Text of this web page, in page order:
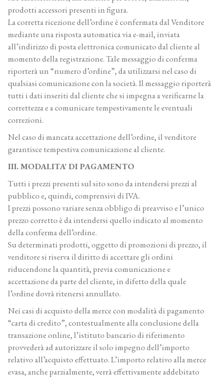
prodotti accessori presenti in figura.
La corretta ricezione dell’ordine è confermata dal Venditore
mediante una risposta automatica via e-mail, inviata
all’indirizzo di posta elettronica comunicato dal cliente al
momento della registrazione. Tale messaggio di conferma
riporterà un “numero d’ordine”, da utilizzarsi nel caso di
qualsiasi comunicazione con la società. Il messaggio riporterà
tutti i dati inseriti dal cliente che si impegna a verificarne la
correttezza e a comunicare tempestivamente le eventuali
correzioni.
Nel caso di mancata accettazione dell’ordine, il venditore
garantisce tempestiva comunicazione al cliente.
III. MODALITA’ DI PAGAMENTO
Tutti i prezzi presenti sul sito sono da intendersi prezzi al
pubblico e, quindi, comprensivi di IVA.
I prezzi possono variare senza obbligo di preavviso e l’unico
prezzo corretto è da intendersi quello indicato al momento
della conferma dell’ordine.
Su determinati prodotti, oggetto di promozioni di prezzo, il
venditore si riserva il diritto di accettare gli ordini
riducendone la quantità, previa comunicazione e
accettazione da parte del cliente, in difetto della quale
l’ordine dovrà ritenersi annullato.
Nei casi di acquisto della merce con modalità di pagamento
“carta di credito”, contestualmente alla conclusione della
transazione online, l’istituto bancario di riferimento
provvederà ad autorizzare il solo impegno dell’importo
relativo all’acquisto effettuato. L’importo relativo alla merce
evasa, anche parzialmente, verrà effettivamente addebitato